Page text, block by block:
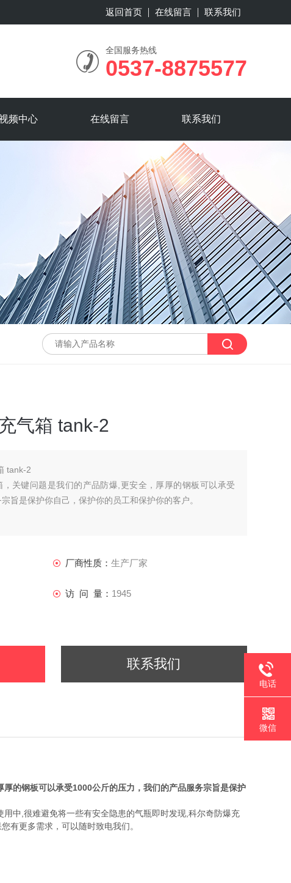
返回首页 在线留言 联系我们
全国服务热线
0537-8875577
频中心 在线留言 联系我们
气箱 tank-2
tank-2
关键问题是我们的产品防爆,更安全，厚厚的钢板可以承受
旨是保护你自己，保护你的员工和保护你的客户。
厂商性质： 生产厂家
访 问 量： 1945
联系我们
的钢板可以承受1000公斤的压力，我们的产品服务宗旨是保护
中,很难避免将一些有安全隐患的气瓶即时发现,科尔奇防爆充
有更多需求，可以随时致电我们。
电话
微信